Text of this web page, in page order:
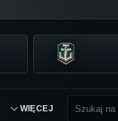
WIĘCEJ